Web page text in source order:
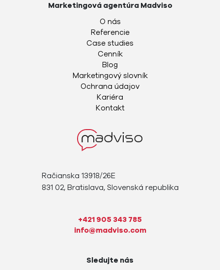
Račianska 13918/26E
831 02, Bratislava, Slovenská republika
+421 905 343 785
info@madviso.com
Marketingová agentúra Madviso
O nás
Referencie
Case studies
Cenník
Blog
Marketingový slovník
Ochrana údajov
Kariéra
Kontakt
Sledujte nás